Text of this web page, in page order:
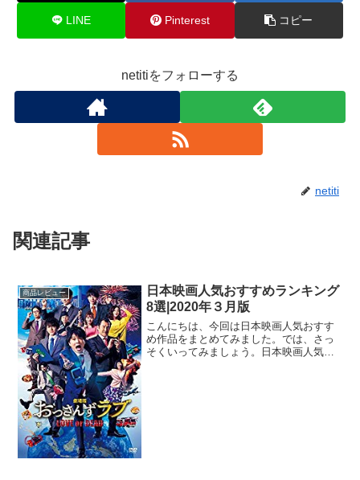
LINE Pinterest コピー
netitiをフォローする
netiti
関連記事
商品レビュー
日本映画人気おすすめランキング
8選|2020年３月版
こんにちは、今回は日本映画人気おすす
め作品をまとめてみました。では、さっ
そくいってみましょう。日本映画人気お